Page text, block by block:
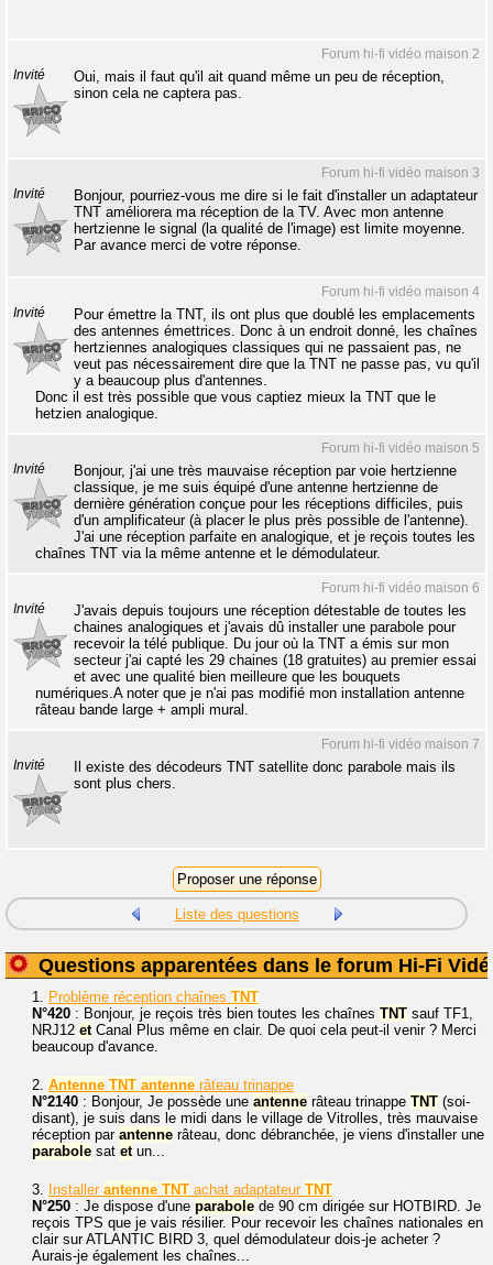
Forum hi-fi vidéo maison 2
Invité
Oui, mais il faut qu'il ait quand même un peu de réception,
sinon cela ne captera pas.
Forum hi-fi vidéo maison 3
Invité
Bonjour, pourriez-vous me dire si le fait d'installer un adaptateur
TNT améliorera ma réception de la TV. Avec mon antenne
hertzienne le signal (la qualité de l'image) est limite moyenne.
Par avance merci de votre réponse.
Forum hi-fi vidéo maison 4
Invité
Pour émettre la TNT, ils ont plus que doublé les emplacements
des antennes émettrices. Donc à un endroit donné, les chaînes
hertziennes analogiques classiques qui ne passaient pas, ne
veut pas nécessairement dire que la TNT ne passe pas, vu qu'il
y a beaucoup plus d'antennes.
Donc il est très possible que vous captiez mieux la TNT que le
hetzien analogique.
Forum hi-fi vidéo maison 5
Invité
Bonjour, j'ai une très mauvaise réception par voie hertzienne
classique, je me suis équipé d'une antenne hertzienne de
dernière génération conçue pour les réceptions difficiles, puis
d'un amplificateur (à placer le plus près possible de l'antenne).
J'ai une réception parfaite en analogique, et je reçois toutes les
chaînes TNT via la même antenne et le démodulateur.
Forum hi-fi vidéo maison 6
Invité
J'avais depuis toujours une réception détestable de toutes les
chaines analogiques et j'avais dû installer une parabole pour
recevoir la télé publique. Du jour où la TNT a émis sur mon
secteur j'ai capté les 29 chaines (18 gratuites) au premier essai
et avec une qualité bien meilleure que les bouquets
numériques.A noter que je n'ai pas modifié mon installation antenne
râteau bande large + ampli mural.
Forum hi-fi vidéo maison 7
Invité
Il existe des décodeurs TNT satellite donc parabole mais ils
sont plus chers.
Liste des questions
Questions apparentées dans le forum Hi-Fi
1. Problème réception chaînes TNT
N°420 : Bonjour, je reçois très bien toutes les chaînes TNT sauf TF1,
NRJ12 etCanal Plus même en clair. De quoi cela peut-il venir ? Merci
beaucoup d'avance.
2. Antenne TNT antenne râteau trinappe
N°2140 : Bonjour, Je possède une antenne râteau trinappe TNT (soi-
disant), je suis dans le midi dans le village de Vitrolles, très mauvaise
réception par antenne râteau, donc débranchée, je viens d'installer une
parabole sat etun...
3. Installer antenne TNT achat adaptateur TNT
N°250 : Je dispose d'une parabole de 90 cm dirigée sur HOTBIRD. Je
reçois TPS que je vais résilier. Pour recevoir les chaînes nationales en
clair sur ATLANTIC BIRD 3, quel démodulateur dois-je acheter ?
Aurais-je également les chaînes...